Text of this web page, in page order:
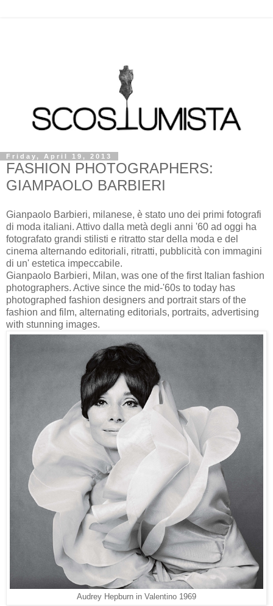
Friday, April 19, 2013
FASHION PHOTOGRAPHERS:
GIAMPAOLO BARBIERI
Gianpaolo Barbieri, milanese, è stato uno dei primi fotografi
di moda italiani. Attivo dalla metà degli anni '60 ad oggi ha
fotografato grandi stilisti e ritratto star della moda e del
cinema alternando editoriali, ritratti, pubblicità con immagini
di un' estetica impeccabile.
Gianpaolo Barbieri, Milan, was one of the first Italian fashion
photographers. Active since the mid-'60s to today has
photographed fashion designers and portrait stars of the
fashion and film, alternating editorials, portraits, advertising
with stunning images.
Audrey Hepburn in Valentino 1969